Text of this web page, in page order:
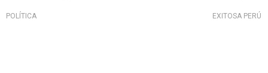
POLÍTICA EXITOSA PERÚ